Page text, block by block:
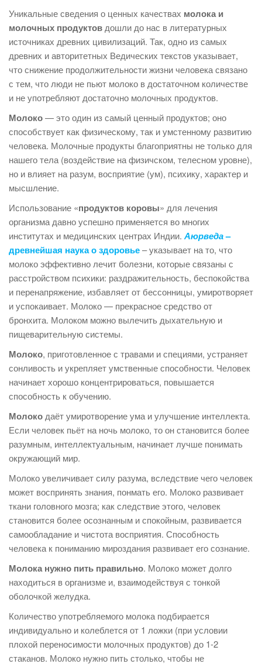
Уникальные сведения о ценных качествах молока и
молочных продуктов дошли до нас в литературных
источниках древних цивилизаций. Так, одно из самых
древних и авторитетных Ведических текстов указывает,
что снижение продолжительности жизни человека связано
с тем, что люди не пьют молоко в достаточном количестве
и не употребляют достаточно молочных продуктов.
Молоко— это один из самый ценный продуктов; оно
способствует как физическому, так и умстенному развитию
человека. Молочные продукты благоприятны не только для
нашего тела (воздействие на физичском, телесном уровне),
но и влияет на разум, восприятие (ум), психику, характер и
мысшление.
Использование «продуктов коровы» для лечения
организма давно успешно применяется во многих
институтах и медицинских центрах Индии. Аюрведа–
древнейшая наука о здоровье– указывает на то, что
молоко эффективно лечит болезни, которые связаны с
расстройством психики: раздражительность, беспокойства
и перенапряжение, избавляет от бессонницы, умиротворяет
и успокаивает. Молоко — прекрасное средство от
бронхита. Молоком можно вылечить дыхательную и
пищеварительную системы.
Молоко, приготовленное с травами и специями, устраняет
сонливость и укрепляет умственные способности. Человек
начинает хорошо концентрироваться, повышается
способность к обучению.
Молоко даёт умиротворение ума и улучшение интеллекта.
Если человек пьёт на ночь молоко, то он становится более
разумным, интеллектуальным, начинает лучше понимать
окружающий мир.
Молоко увеличивает силу разума, вследствие чего человек
может воспринять знания, понмать его. Молоко развивает
ткани головного мозга; как следствие этого, человек
становится более осознанным и спокойным, развивается
самообладание и чистота восприятия. Способность
человека к пониманию мироздания развивает его сознание.
Молока нужно пить правильно. Молоко может долго
находиться в организме и, взаимодействуя с тонкой
оболочкой желудка.
Количество употребляемого молока подбирается
индивидуально и колеблется от 1 ложки (при условии
плохой переносимости молочных продуктов) до 1-2
стаканов. Молоко нужно пить столько, чтобы не